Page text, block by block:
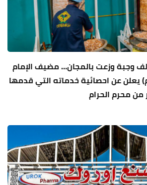
قرابة (400) الف وجبة وزعت بالمجان… مضيف الإمام
يعلن عن احصائية خدماته التي قدمها
من محرم الحرام